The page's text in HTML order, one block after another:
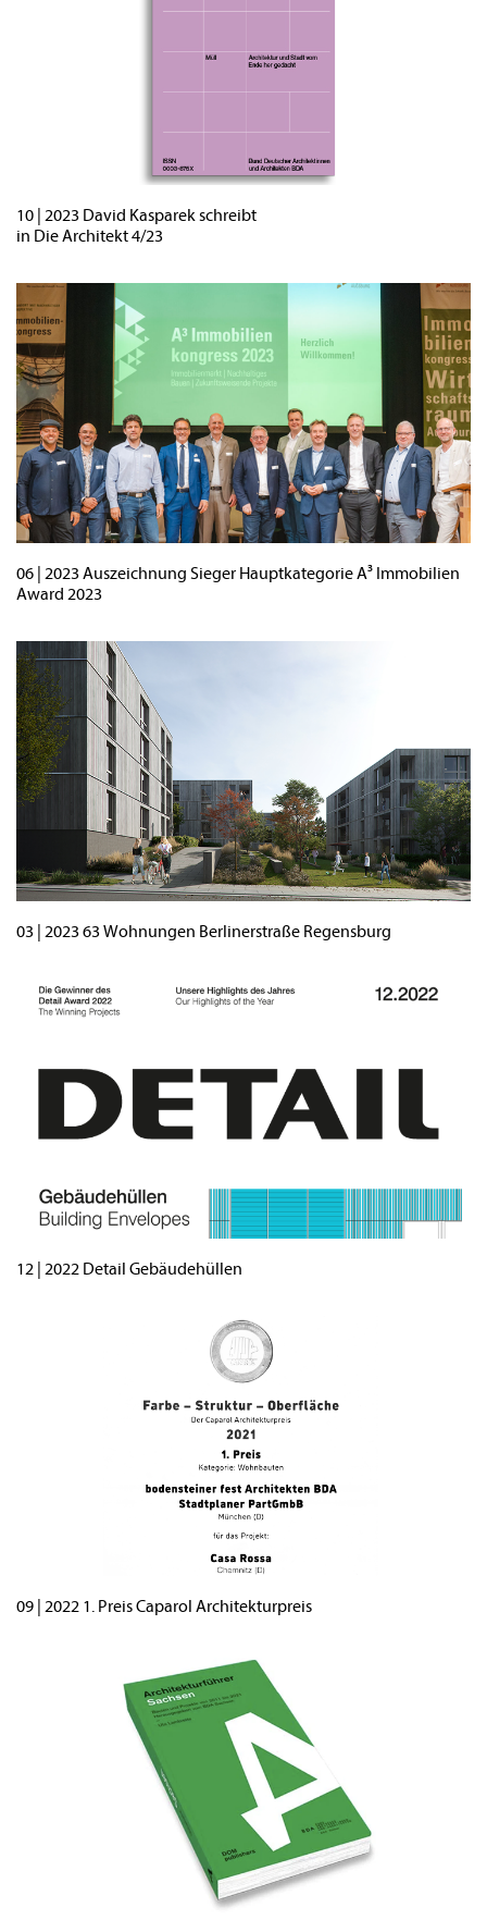
10 | 2023 David Kasparek schreibt
in Die Architekt 4/23
06 | 2023 Auszeichnung Sieger Hauptkategorie A³ Immobilien
Award 2023
03 | 2023 63 Wohnungen Berlinerstraße Regensburg
12 | 2022 Detail Gebäudehüllen
09 | 2022 1. Preis Caparol Architekturpreis